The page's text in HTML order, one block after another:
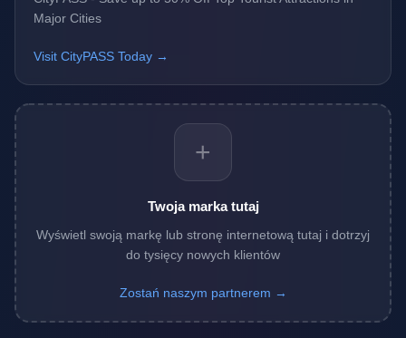
Major Cities
Visit CityPASS Today →
+
Twoja marka tutaj
Wyświetl swoją markę lub stronę internetową tutaj i dotrzyj
do tysięcy nowych klientów
Zostań naszym partnerem →